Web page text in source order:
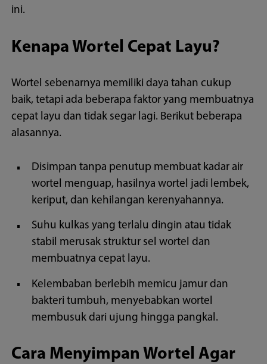
ini.
Kenapa Wortel Cepat Layu?
Wortel sebenarnya memiliki daya tahan cukup
baik, tetapi ada beberapa faktor yang membuatnya
cepat layu dan tidak segar lagi. Berikut beberapa
alasannya.
Disimpan tanpa penutup membuat kadar air
wortel menguap, hasilnya wortel jadi lembek,
keriput, dan kehilangan kerenyahannya.
Suhu kulkas yang terlalu dingin atau tidak
stabil merusak struktur sel wortel dan
membuatnya cepat layu.
Kelembaban berlebih memicu jamur dan
bakteri tumbuh, menyebabkan wortel
membusuk dari ujung hingga pangkal.
Cara Menyimpan Wortel Agar